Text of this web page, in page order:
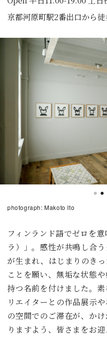
京都河原町駅2番出口から徒
photograph: Makoto Ito
フィンランド語でゼロを
ラ）」。感性が共鳴し合
が生まれ、はじまりのき
ことを願い、無垢な状態
持つ名前を付けました。
リエイターとの作品展示
の空間でのご滞在が、か
りますよう、皆さまをお迎